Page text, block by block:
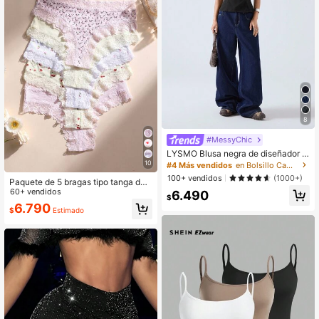
10
Paquete de 5 bragas tipo tanga de
mujer con encaje y parches, de tiro
bajo, suaves, cómodas, transpirable
s, adecuadas para yoga, deportes y
60+ vendidos
$6.790 Estimado
8
#MessyChic
LYSMO Blusa negra de diseñador d
e moda de verano para mujer
#4 Más vendidos
en Bolsillo Camisetas sin mangas y camisetas sin m
100+ vendidos
(1000+)
$6.490